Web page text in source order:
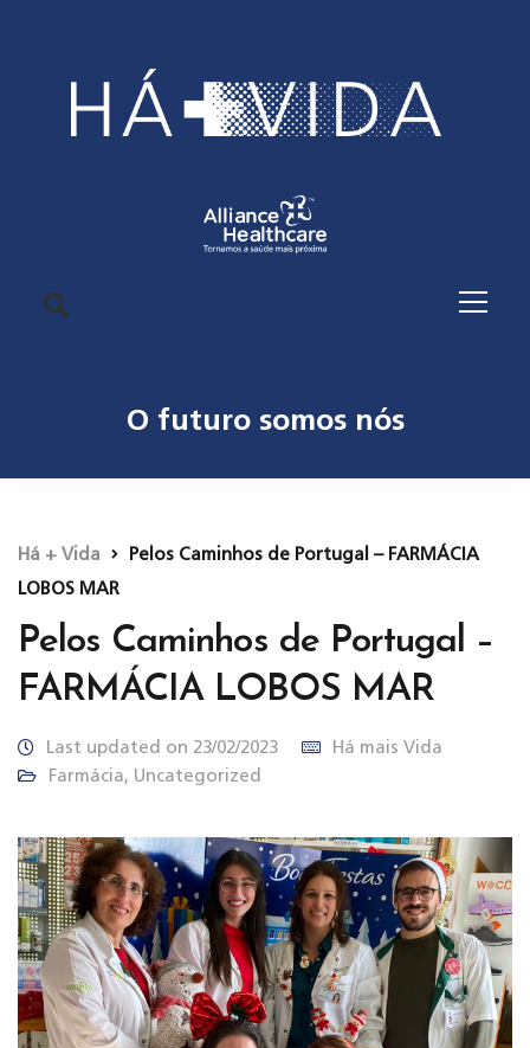
O futuro somos nós
Há + Vida
Pelos Caminhos de Portugal – FARMÁCIA
LOBOS MAR
Pelos Caminhos de Portugal –
FARMÁCIA LOBOS MAR
Last updated on 23/02/2023
Há mais Vida
Farmácia, Uncategorized